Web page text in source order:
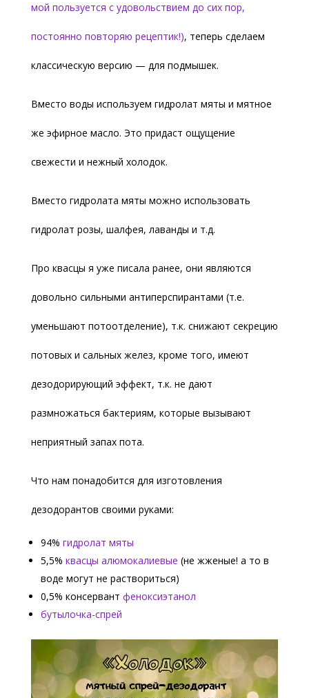
мой пользуется с удовольствием до сих пор,
постоянно повторяю рецептик!), теперь сделаем
классическую версию — для подмышек.
Вместо воды используем гидролат мяты и мятное
же эфирное масло. Это придаст ощущение
свежести и нежный холодок.
Вместо гидролата мяты можно использовать
гидролат розы, шалфея, лаванды и т.д.
Про квасцы я уже писала ранее, они являются
довольно сильными антиперспирантами (т.е.
уменьшают потоотделение), т.к. снижают секрецию
потовых и сальных желез, кроме того, имеют
дезодорирующий эффект, т.к. не дают
размножаться бактериям, которые вызывают
неприятный запах пота.
Что нам понадобится для изготовления
дезодорантов своими руками:
94% гидролат мяты
5,5% квасцы алюмокалиевые (не жженые! а то в
воде могут не раствориться)
0,5% консервант феноксиэтанол
бутылочка-спрей